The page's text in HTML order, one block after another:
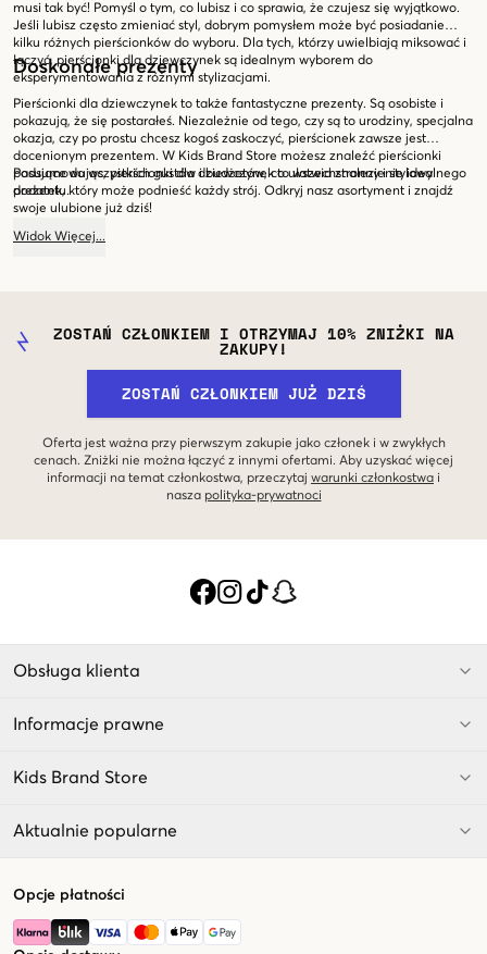
musi tak być! Pomyśl o tym, co lubisz i co sprawia, że czujesz się wyjątkowo.
Jeśli lubisz często zmieniać styl, dobrym pomysłem może być posiadanie
kilku różnych pierścionków do wyboru. Dla tych, którzy uwielbiają miksować i
łączyć, pierścionki dla dziewczynek są idealnym wyborem do
eksperymentowania z różnymi stylizacjami.
Doskonałe prezenty
Pierścionki dla dziewczynek to także fantastyczne prezenty. Są osobiste i
pokazują, że się postarałeś. Niezależnie od tego, czy są to urodziny, specjalna
okazja, czy po prostu chcesz kogoś zaskoczyć, pierścionek zawsze jest
docenionym prezentem. W Kids Brand Store możesz znaleźć pierścionki
pasujące do wszystkich gustów i budżetów, co ułatwia znalezienie idealnego
prezentu.
Podsumowując, pierścionki dla dziewczynek to wszechstronny i stylowy
dodatek, który może podnieść każdy strój. Odkryj nasz asortyment i znajdź
swoje ulubione już dziś!
Widok Więcej...
ZOSTAŃ CZŁONKIEM I OTRZYMAJ 10% ZNIŻKI NA
ZAKUPY!
ZOSTAŃ CZŁONKIEM JUŻ DZIŚ
Oferta jest ważna przy pierwszym zakupie jako członek i w zwykłych
cenach. Zniżki nie można łączyć z innymi ofertami. Aby uzyskać więcej
informacji na temat członkostwa, przeczytaj warunki członkostwa i
nasza polityka-prywatnoci
Obsługa klienta
Informacje prawne
Kids Brand Store
Aktualnie popularne
Opcje płatności